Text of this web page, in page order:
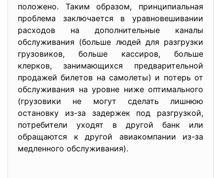
положено. Таким образом, принципиальная
проблема заключается в уравновешивании
расходов на дополнительные каналы
обслуживания (больше людей для разгрузки
грузовиков, больше кассиров, больше
клерков, занимающихся предварительной
продажей билетов на самолеты) и потерь от
обслуживания на уровне ниже оптимального
(грузовики не могут сделать лишнюю
остановку из-за задержек под разгрузкой,
потребители уходят в другой банк или
обращаются к другой авиакомпании из-за
медленного обслуживания).